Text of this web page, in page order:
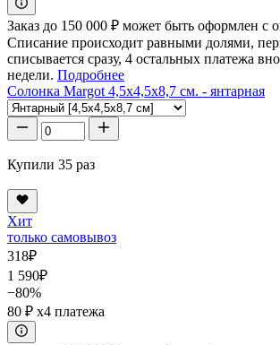
Заказ до 150 000 ₽ может быть оформлен с
Списание происходит равными долями,
списывается сразу, 4 остальных платежа
недели. Подробнее
Солонка Margot 4,5x4,5x8,7 см. - янтарная
Купили 35 раз
Хит
только самовывоз
318₽
1 590₽
−80%
80 ₽ x4 платежа